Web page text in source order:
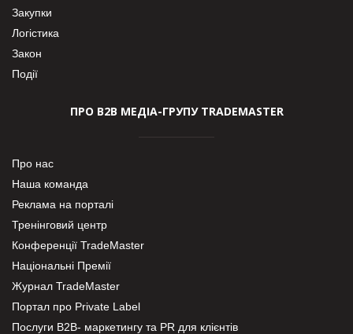
Закупки
Логістика
Закон
Події
ПРО В2В МЕДІА-ГРУПУ TRADEMASTER
Про нас
Наша команда
Реклама на порталі
Тренінговий центр
Конференції TradeMaster
Національні Премії
Журнал TradeMaster
Портал про Private Label
Послуги В2В- маркетингу та PR для клієнтів